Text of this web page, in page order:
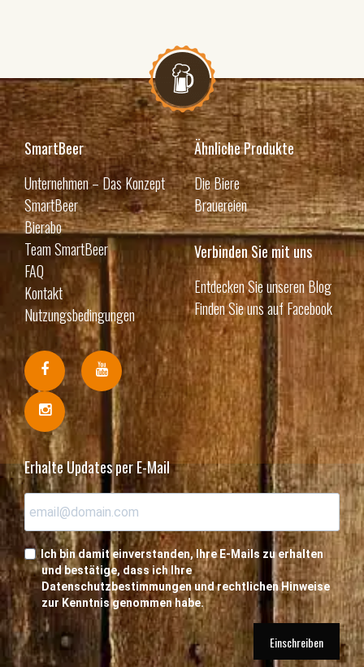
SmartBeer
Unternehmen – Das Konzept
SmartBeer
Bierabo
Team SmartBeer
FAQ
Kontakt
Nutzungsbedingungen
Ähnliche Produkte
Die Biere
Brauereien
Verbinden Sie mit uns
Entdecken Sie unseren Blog
Finden Sie uns auf Facebook
Erhalte Updates per E-Mail
Ich bin damit einverstanden, Ihre E-Mails zu erhalten
und bestätige, dass ich Ihre
Datenschutzbestimmungen und rechtlichen Hinweise
zur Kenntnis genommen habe.
Einschreiben